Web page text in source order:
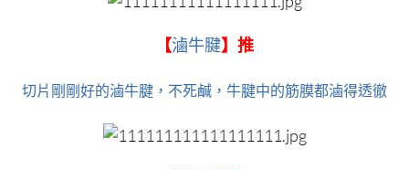
【滷牛腱】推
切片剛剛好的滷牛腱，不死鹹，牛腱中的筋膜都滷得透徹